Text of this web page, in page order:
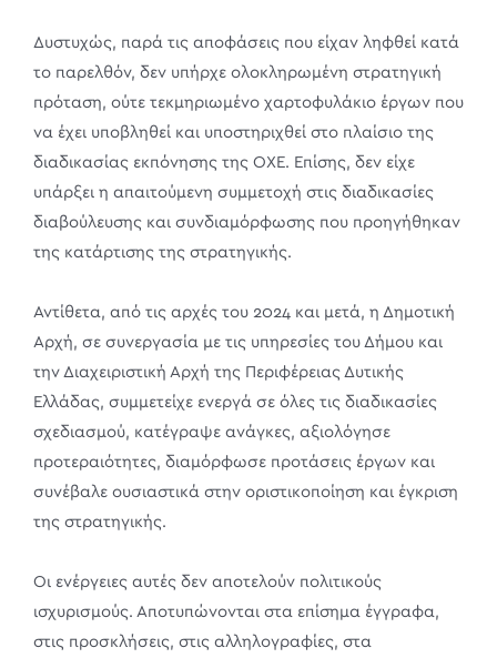
Δυστυχώς, παρά τις αποφάσεις που είχαν ληφθεί κατά
το παρελθόν, δεν υπήρχε ολοκληρωμένη στρατηγική
πρόταση, ούτε τεκμηριωμένο χαρτοφυλάκιο έργων που
να έχει υποβληθεί και υποστηριχθεί στο πλαίσιο της
διαδικασίας εκπόνησης της ΟΧΕ. Επίσης, δεν είχε
υπάρξει η απαιτούμενη συμμετοχή στις διαδικασίες
διαβούλευσης και συνδιαμόρφωσης που προηγήθηκαν
της κατάρτισης της στρατηγικής.
Αντίθετα, από τις αρχές του 2024 και μετά, η Δημοτική
Αρχή, σε συνεργασία με τις υπηρεσίες του Δήμου και
την Διαχειριστική Αρχή της Περιφέρειας Δυτικής
Ελλάδας, συμμετείχε ενεργά σε όλες τις διαδικασίες
σχεδιασμού, κατέγραψε ανάγκες, αξιολόγησε
προτεραιότητες, διαμόρφωσε προτάσεις έργων και
συνέβαλε ουσιαστικά στην οριστικοποίηση και έγκριση
της στρατηγικής.
Οι ενέργειες αυτές δεν αποτελούν πολιτικούς
ισχυρισμούς. Αποτυπώνονται στα επίσημα έγγραφα,
στις προσκλήσεις, στις αλληλογραφίες, στα